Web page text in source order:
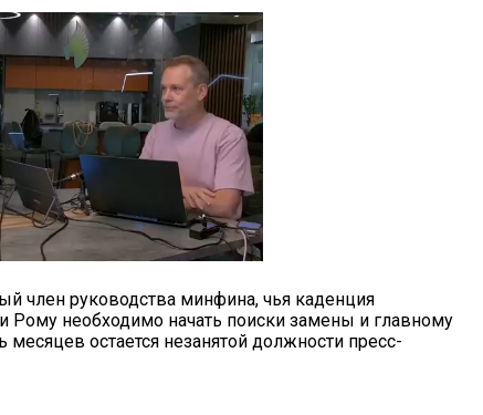
член руководства минфина, чья каденция
Рому необходимо начать поиски замены и главному
остается незанятой должности пресс-